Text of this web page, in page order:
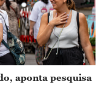
aponta pesquisa